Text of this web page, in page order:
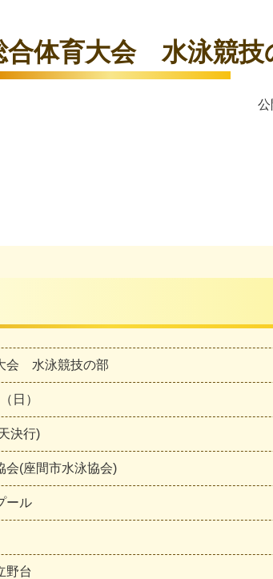
合体育大会 水泳競技
会 水泳競技の部
日）
決行)
会(座間市水泳協会)
ール
野台